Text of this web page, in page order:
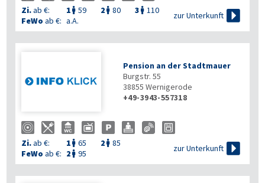
Zi.ab €: 1  59 2  80 3  110
FeWo ab €: a.A.
zur Unterkunft 
Pension an der Stadtmauer
Burgstr. 55
38855 Wernigerode
+49-3943-557318
Zi.ab €: 1  65 2  85
FeWo ab €: 2  95
zur Unterkunft 